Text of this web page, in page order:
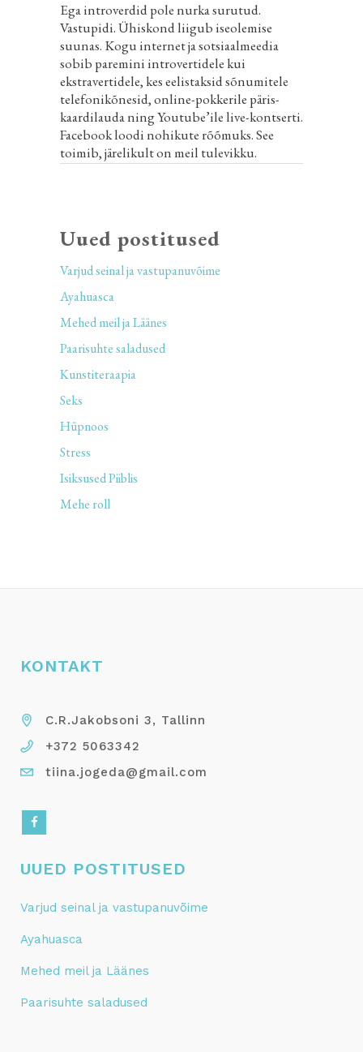
Ega introverdid pole nurka surutud.
Vastupidi. Ühiskond liigub iseolemise
suunas. Kogu internet ja sotsiaalmeedia
sobib paremini introvertidele kui
ekstravertidele, kes eelistaksid sõnumitele
telefonikõnesid, online-pokkerile päris-
kaardilauda ning Youtube’ile live-kontserti.
Facebook loodi nohikute rõõmuks. See
toimib, järelikult on meil tulevikku.
Uued postitused
Varjud seinal ja vastupanuvõime
Ayahuasca
Mehed meil ja Läänes
Paarisuhte saladused
Kunstiteraapia
Seks
Hüpnoos
Stress
Isiksused Piiblis
Mehe roll
KONTAKT
C.R.Jakobsoni 3, Tallinn
+372 5063342
tiina.jogeda@gmail.com
UUED POSTITUSED
Varjud seinal ja vastupanuvõime
Ayahuasca
Mehed meil ja Läänes
Paarisuhte saladused